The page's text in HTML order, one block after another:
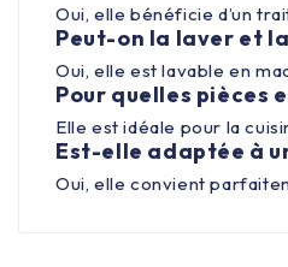
Oui, elle bénéficie d’un
Peut-on la laver et
Oui, elle est lavable en
Pour quelles pièces
Elle est idéale pour la
Est-elle adaptée à
Oui, elle convient